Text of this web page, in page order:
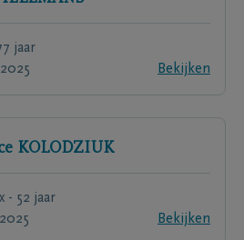
jaar
Bekijken
KOLODZIUK
- 52 jaar
Bekijken